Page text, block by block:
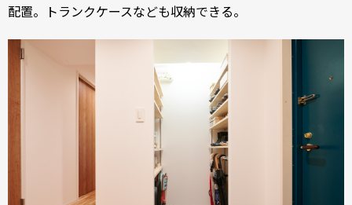
配置。トランクケースなども収納できる。